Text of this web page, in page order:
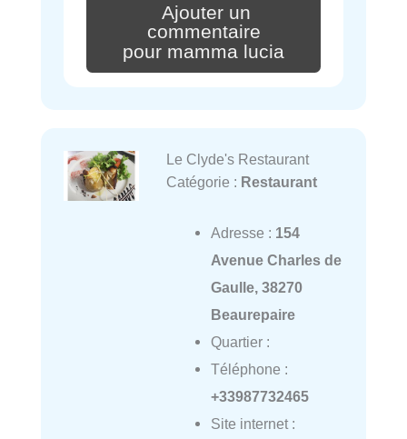
Ajouter un
commentaire
pour mamma lucia
Le Clyde's Restaurant
Catégorie : Restaurant
Adresse : 154
Avenue Charles de
Gaulle, 38270
Beaurepaire
Quartier :
Téléphone :
+33987732465
Site internet :